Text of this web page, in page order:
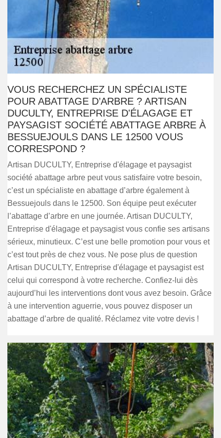
VOUS RECHERCHEZ UN SPÉCIALISTE
POUR ABATTAGE D’ARBRE ? ARTISAN
DUCULTY, ENTREPRISE D'ÉLAGAGE ET
PAYSAGIST SOCIÉTÉ ABATTAGE ARBRE À
BESSUEJOULS DANS LE 12500 VOUS
CORRESPOND ?
Artisan DUCULTY, Entreprise d'élagage et paysagist
société abattage arbre peut vous satisfaire votre besoin,
c’est un spécialiste en abattage d’arbre également à
Bessuejouls dans le 12500. Son équipe peut exécuter
l’abattage d’arbre en une journée. Artisan DUCULTY,
Entreprise d'élagage et paysagist vous confie ses artisans
sérieux, minutieux. C’est une belle promotion pour vous et
c’est tout près de chez vous. Ne pose plus de question
Artisan DUCULTY, Entreprise d'élagage et paysagist est
celui qui correspond à votre recherche. Confiez-lui dès
aujourd’hui les interventions dont vous avez besoin. Grâce
à une intervention aguerrie, vous pouvez disposer un
abattage d’arbre de qualité. Réclamez vite votre devis !